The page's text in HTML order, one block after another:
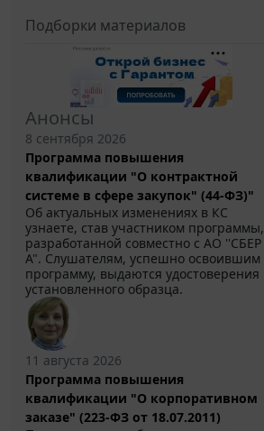
Подборки материалов
Анонсы
8 сентября 2026
Программа повышения
квалификации "О контрактной
системе в сфере закупок" (44-ФЗ)"
Об актуальных изменениях в КС
узнаете, став участником программы,
разработанной совместно с АО ''СБЕР
А". Слушателям, успешно освоившим
программу, выдаются удостоверения
установленного образца.
11 августа 2026
Программа повышения
квалификации "О корпоративном
заказе" (223-ФЗ от 18.07.2011)